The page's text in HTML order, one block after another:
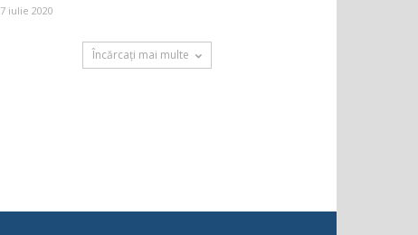
7 iulie 2020
Încărcați mai multe